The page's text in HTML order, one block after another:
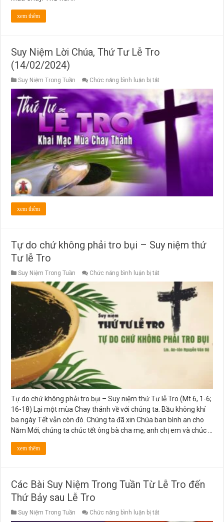
xem thêm
Suy Niệm Lời Chúa, Thứ Tư Lễ Tro
(14/02/2024)
Suy Niệm Trong Tuần Chức năng bình luận bị tắt
Niệm
Lời
Chúa,
Tư
Tro
(14/02/2024)
xem thêm
Tự do chứ không phải tro bụi – Suy niệm thứ
Tư lễ Tro
Suy Niệm Trong Tuần Chức năng bình luận bị tắt
chứ
không
bụi
–
Suy
niệm
thứ
Tự do chứ không phải tro bụi – Suy niệm thứ Tư lễ Tro (Mt 6, 1-6;
16-18) Lại một mùa Chay thánh về với chúng ta. Bầu không khí
ba ngày Tết vẫn còn đó. Chúng ta đã xin Chúa ban bình an cho
Năm Mới, chúng ta chúc tết ông bà cha mẹ, anh chị em và chúc …
xem thêm
Các Bài Suy Niệm Trong Tuần Từ Lễ Tro đến
Thứ Bảy sau Lễ Tro
Suy Niệm Trong Tuần Chức năng bình luận bị tắt